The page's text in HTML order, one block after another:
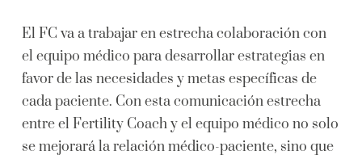
El FC va a trabajar en estrecha colaboración con
el equipo médico para desarrollar estrategias en
favor de las necesidades y metas específicas de
cada paciente. Con esta comunicación estrecha
entre el Fertility Coach y el equipo médico no solo
se mejorará la relación médico-paciente, sino que